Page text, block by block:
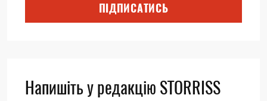
ПІДПИСАТИСЬ
Напишіть у редакцію STORRISS